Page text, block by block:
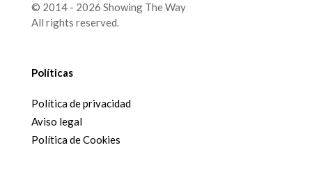
© 2014 - 2026 Showing The Way
All rights reserved.
Políticas
Política de privacidad
Aviso legal
Política de Cookies